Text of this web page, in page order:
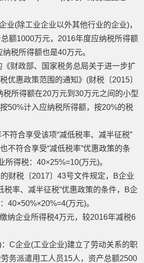
业(除工业企业以外其他行业的企业)，
额1000万元，2016年度应纳税所得额
税所得额也是40万元。
财政部、国家税务总局关于进一步扩
优惠政策范围的通知》(财税〔2015〕
税所得额在20万元到30万元之间的小型
50%计入应纳税所得额，按20%的税
符合享受该项“减低税率、减半征税”
不符合享受“减低税率”优惠政策的条
所得税：40×25%=10(万元)。
财税〔2017〕43号文件规定，B企业
税率、减半征税”优惠政策的条件，B企
40×50%×20%=4(万元)。
纳企业所得税4万元，较2016年减税6
C企业(工业企业)建立了劳动关系的职
务派遣用工人员15人，资产总额2500